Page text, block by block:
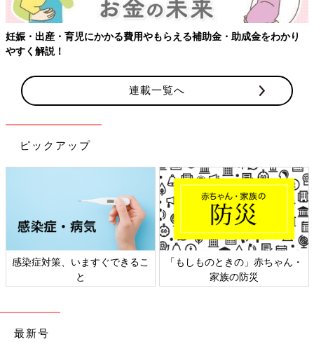
連載一覧へ
ピックアップ
日本外来小児科学会リーフレッ
ト検討会
六星占術 細木かおりさんの人
相談
最新号